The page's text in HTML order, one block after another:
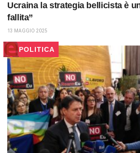
Ucraina la strategia bellicista è
fallita”
13 MAGGIO 2025
POLITICA